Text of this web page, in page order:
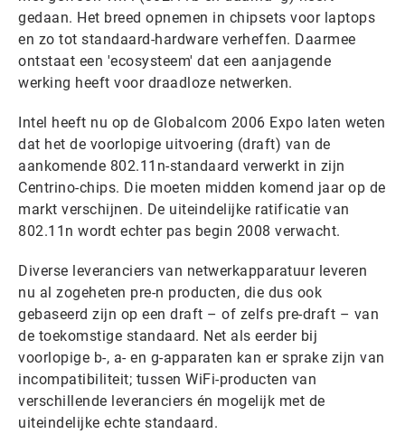
gedaan. Het breed opnemen in chipsets voor laptops
en zo tot standaard-hardware verheffen. Daarmee
ontstaat een 'ecosysteem' dat een aanjagende
werking heeft voor draadloze netwerken.
Intel heeft nu op de Globalcom 2006 Expo laten weten
dat het de voorlopige uitvoering (draft) van de
aankomende 802.11n-standaard verwerkt in zijn
Centrino-chips. Die moeten midden komend jaar op de
markt verschijnen. De uiteindelijke ratificatie van
802.11n wordt echter pas begin 2008 verwacht.
Diverse leveranciers van netwerkapparatuur leveren
nu al zogeheten pre-n producten, die dus ook
gebaseerd zijn op een draft – of zelfs pre-draft – van
de toekomstige standaard. Net als eerder bij
voorlopige b-, a- en g-apparaten kan er sprake zijn van
incompatibiliteit; tussen WiFi-producten van
verschillende leveranciers én mogelijk met de
uiteindelijke echte standaard.